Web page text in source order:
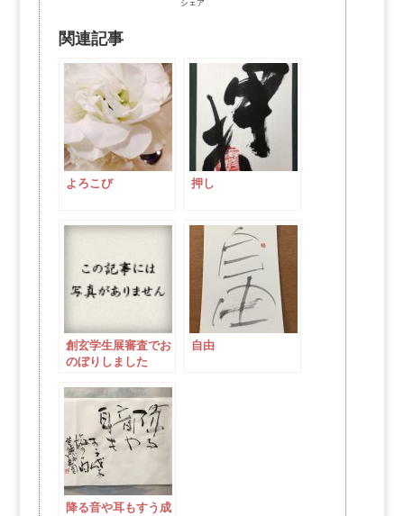
シェア
関連記事
よろこび 押し
創玄学生展審査でお
のぼりしました
自由
降る音や耳もすう成